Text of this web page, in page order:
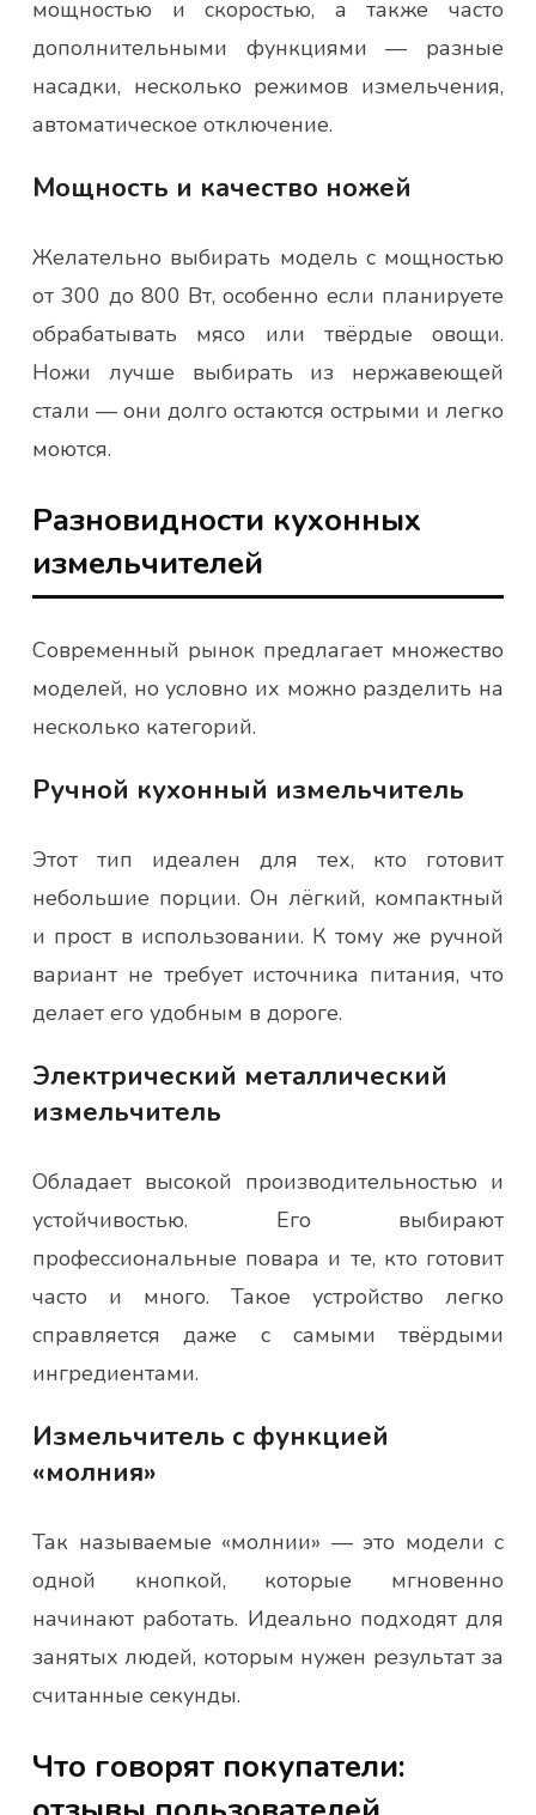
мощностью и скоростью, а также часто
дополнительными функциями — разные
насадки, несколько режимов измельчения,
автоматическое отключение.
Мощность и качество ножей
Желательно выбирать модель с мощностью
от 300 до 800 Вт, особенно если планируете
обрабатывать мясо или твёрдые овощи.
Ножи лучше выбирать из нержавеющей
стали — они долго остаются острыми и легко
моются.
Разновидности кухонных
измельчителей
Современный рынок предлагает множество
моделей, но условно их можно разделить на
несколько категорий.
Ручной кухонный измельчитель
Этот тип идеален для тех, кто готовит
небольшие порции. Он лёгкий, компактный
и прост в использовании. К тому же ручной
вариант не требует источника питания, что
делает его удобным в дороге.
Электрический металлический
измельчитель
Обладает высокой производительностью и
устойчивостью. Его выбирают
профессиональные повара и те, кто готовит
часто и много. Такое устройство легко
справляется даже с самыми твёрдыми
ингредиентами.
Измельчитель с функцией
«молния»
Так называемые «молнии» — это модели с
одной кнопкой, которые мгновенно
начинают работать. Идеально подходят для
занятых людей, которым нужен результат за
считанные секунды.
Что говорят покупатели: